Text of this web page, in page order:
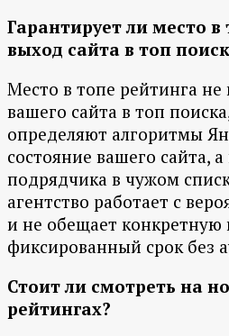
Гарантирует ли место в
выход сайта в топ
Место в топе рейтинга не
вашего сайта в топ
определяют алгоритмы
состояние вашего сайта,
подрядчика в чужом
агентство работает с
и не обещает конкретную
фиксированный срок без
Стоит ли смотреть на
рейтингах?